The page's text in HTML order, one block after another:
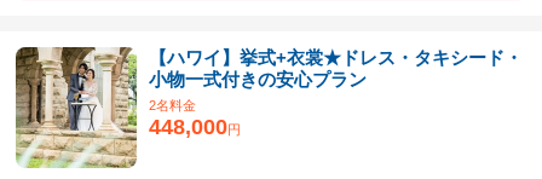
【ハワイ】挙式+衣裳★ドレス・タキシード・
小物一式付きの安心プラン
2名料金
448,000円